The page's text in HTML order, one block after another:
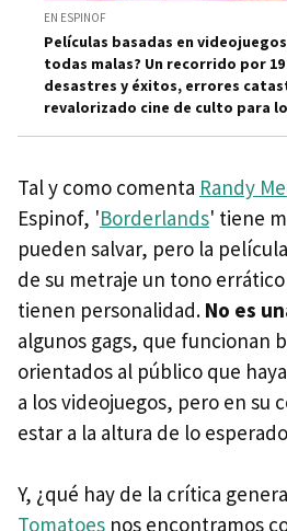
EN ESPINOF
Películas basadas en
todas malas? Un recorrido por
desastres y éxitos, errores
revalorizado cine de culto para
Tal y como comenta Randy
Espinof, 'Borderlands' tiene
pueden salvar, pero la
de su metraje un tono
tienen personalidad. No es
algunos gags, que funcionan
orientados al público que
a los videojuegos, pero en su
estar a la altura de lo
Y, ¿qué hay de la crítica
Tomatoes nos encontramos